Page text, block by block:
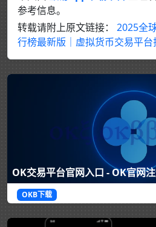
参考信息。
转载请附上原文链接： 2025全
行榜最新版｜虚拟货币交易平台
OKB下载